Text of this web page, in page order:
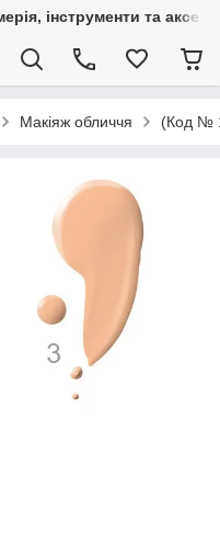
інструменти та
Макіяж обличчя (Код №